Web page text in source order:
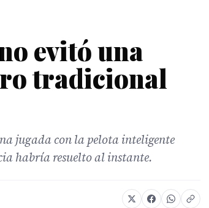
evitó una
tradicional
jugada con la pelota inteligente
habría resuelto al instante.